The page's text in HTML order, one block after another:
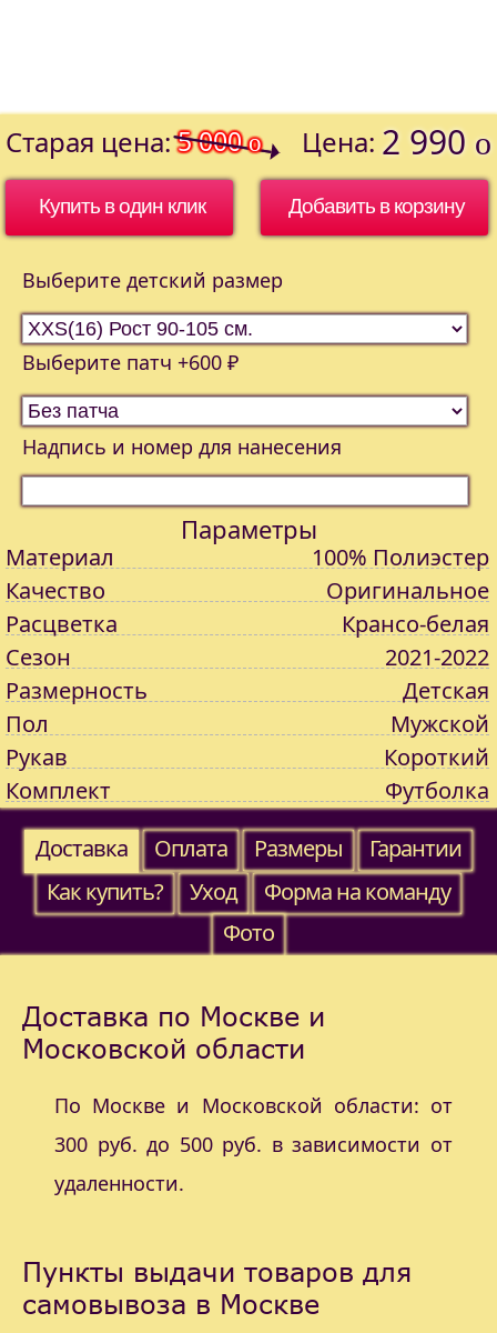
Старая цена: 5 000o Цена: 2 990 o
Купить в один клик
Выберите детский размер
Выберите патч +600 ₽
Надпись и номер для нанесения
Параметры
Материал
100% Полиэстер
Качество
Оригинальное
Расцветка
Крансо-белая
Сезон
2021-2022
Размерность
Детская
Пол
Мужской
Рукав
Короткий
Комплект
Футболка
Доставка
Оплата Размеры
Гарантии
Как купить?
Уход
Форма на команду
Фото
Доставка по Москве и
Московской области
По Москве и Московской области: от
300 руб. до 500 руб. в зависимости от
удаленности.
Пункты выдачи товаров для
самовывоза в Москве